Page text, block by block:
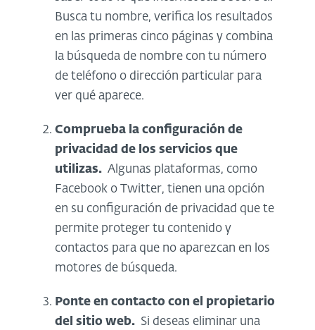
Busca tu nombre, verifica los resultados
en las primeras cinco páginas y combina
la búsqueda de nombre con tu número
de teléfono o dirección particular para
ver qué aparece.
Comprueba la configuración de
privacidad de los servicios que
utilizas. Algunas plataformas, como
Facebook o Twitter, tienen una opción
en su configuración de privacidad que te
permite proteger tu contenido y
contactos para que no aparezcan en los
motores de búsqueda.
Ponte en contacto con el propietario
del sitio web. Si deseas eliminar una